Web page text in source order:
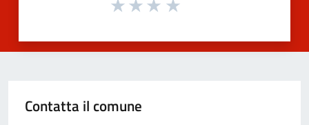
Contatta il comune